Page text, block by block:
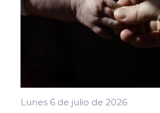
Lunes 6 de julio de 2026